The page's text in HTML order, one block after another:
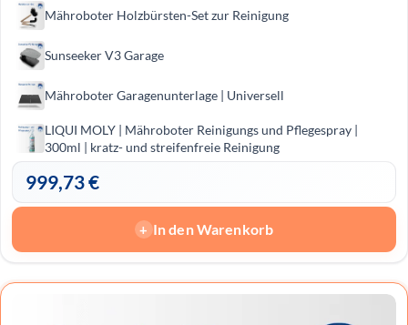
Mähroboter Holzbürsten-Set zur Reinigung
Sunseeker V3 Garage
Mähroboter Garagenunterlage | Universell
LIQUI MOLY | Mähro­boter Reini­gungs und Pfle­ge­spray |
300ml | kratz- und streifenfreie Reinigung
999,73€
+ In den Warenkorb